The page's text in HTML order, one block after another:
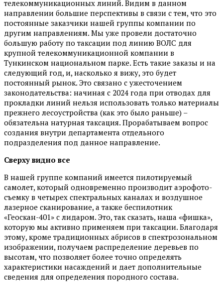
телекоммуникационных линий. Видим в данном
направлении большие перспективы в связи с тем, что это
постоянные заказчики нашей группы компании по
другим направлениям. Мы уже провели достаточно
большую работу по таксации под линию ВОЛС для
крупной телекоммуникационной компании в
Тункинском национальном парке. Есть такие заказы и на
следующий год, и, насколько я вижу, это будет
постоянный рынок. Это связано с ужесточением
законодательства: начиная с 2024 года при отводах для
прокладки линий нельзя использовать только материалы
прежнего лесоустройства (как это было раньше) –
обязательна натурная таксация. Прорабатываем вопрос
создания внутри департамента отдельного
подразделения под данное направление.
Сверху видно все
В нашей группе компаний имеется пилотируемый
самолет, который одновременно производит аэрофото­
съемку в четырех спектральных каналах и воздушное
лазерное сканирование, а также беспилотник
«Геоскан-401» с лидаром. Это, так сказать, наша «фишка»,
которую мы активно применяем при таксации. Благодаря
этому, кроме традиционных абрисов в спектрозональном
изображении, получаем распределение деревьев по
высотам, что позволяет более точно определять
характеристики насаждений и дает дополнительные
сведения для определения породного состава.